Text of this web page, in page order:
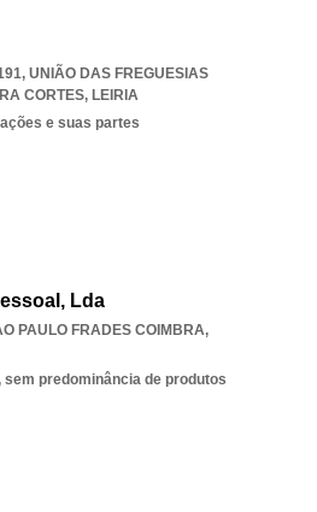
UNIÃO DAS FREGUESIAS
CORTES, LEIRIA
e suas partes
Lda
PAULO FRADES COIMBRA,
predominância de produtos